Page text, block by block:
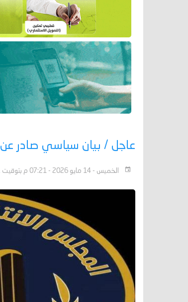
عاجل / بيان سياسي صادر عن
الخميس - 14 مايو 2026 - 07:21 م بتوقيت عدن